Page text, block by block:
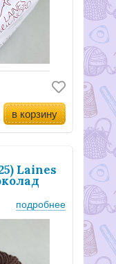
в корзину
Laines
подробнее